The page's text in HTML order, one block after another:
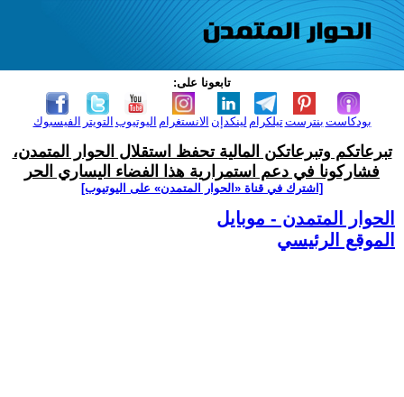
تابعونا على:
الفيسبوك التويتر اليوتيوب الانستغرام لينكدإن تيلكرامبنترست بودكاست
تبرعاتكم وتبرعاتكن المالية تحفظ استقلال الحوار المتمدن،
فشاركونا في دعم استمرارية هذا الفضاء اليساري الحر
[اشترك في قناة ‫«الحوار المتمدن» على اليوتيوب]
الحوار المتمدن - موبايل
الموقع الرئيسي